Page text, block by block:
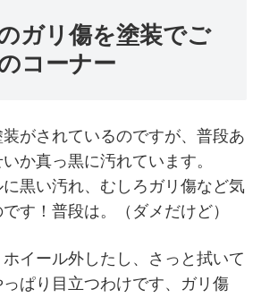
ガリ傷を塗装でご
コーナー
がされているのですが、普段あ
か真っ黒に汚れています。
黒い汚れ、むしろガリ傷など気
す！普段は。（ダメだけど）
イール外したし、さっと拭いて
ぱり目立つわけです、ガリ傷